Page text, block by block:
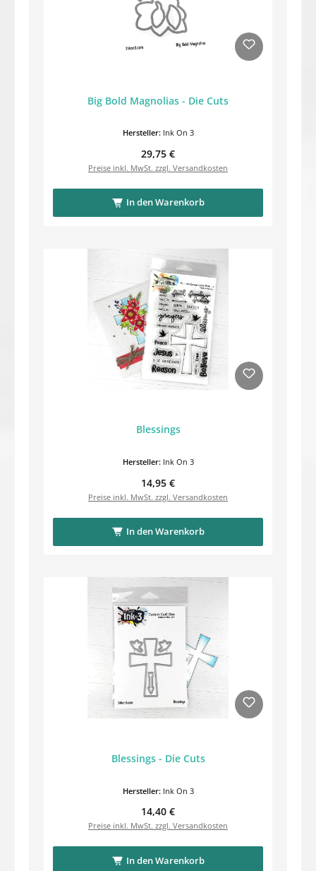
Big Bold Magnolias - Die Cuts
Hersteller: Ink On 3
Regulärer Preis:
29,75 €
Preise inkl. MwSt. zzgl. Versandkosten
In den Warenkorb
Blessings
Hersteller: Ink On 3
Regulärer Preis:
14,95 €
Preise inkl. MwSt. zzgl. Versandkosten
In den Warenkorb
Blessings - Die Cuts
Hersteller: Ink On 3
Regulärer Preis:
14,40 €
Preise inkl. MwSt. zzgl. Versandkosten
In den Warenkorb